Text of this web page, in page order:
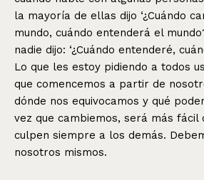
la mayoría de ellas dijo ‘¿Cuándo
mundo, cuándo entenderá el
nadie dijo: ‘¿Cuándo entenderé,
Lo que les estoy pidiendo a todos
que comencemos a partir de
dónde nos equivocamos y qué
vez que cambiemos, será más
culpen siempre a los demás.
nosotros mismos.